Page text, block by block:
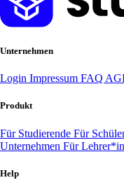
Unternehmen
Login Impressum FAQ
Produkt
Für Studierende Für
Unternehmen Für
Help